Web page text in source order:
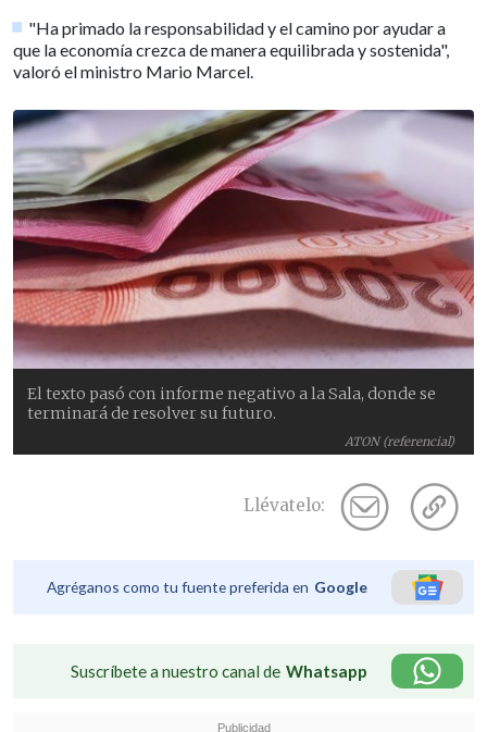
"Ha primado la responsabilidad y el camino por ayudar a
que la economía crezca de manera equilibrada y sostenida",
valoró el ministro Mario Marcel.
ATON (referencial)
El texto pasó con informe negativo a la Sala, donde se
terminará de resolver su futuro.
Llévatelo:
Agréganos como tu fuente preferida en Google
Suscríbete a nuestro canal de Whatsapp